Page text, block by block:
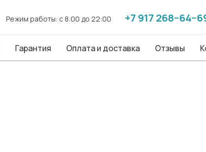
Режим работы: с 8:00 до 22:00 +7 917
Гарантия Оплата и доставка Отзывы
Режим работы: с 8:00 до 22:00 +7 917
Гарантия Оплата и доставка Отзывы